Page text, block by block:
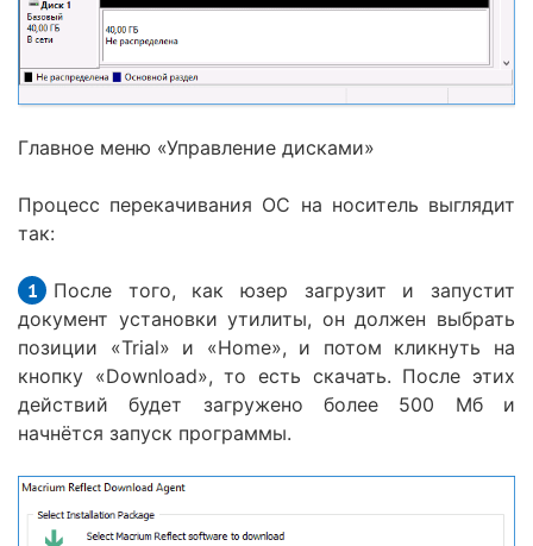
Главное меню «Управление дисками»
Процесс перекачивания ОС на носитель выглядит
так:
После того, как юзер загрузит и запустит
документ установки утилиты, он должен выбрать
позиции «Trial» и «Home», и потом кликнуть на
кнопку «Download», то есть скачать. После этих
действий будет загружено более 500 Мб и
начнётся запуск программы.